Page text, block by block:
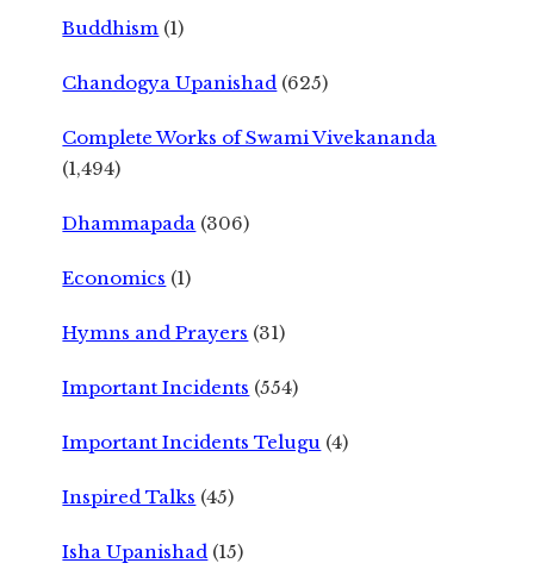
Buddhism (1)
Chandogya Upanishad (625)
Complete Works of Swami Vivekananda
(1,494)
Dhammapada (306)
Economics (1)
Hymns and Prayers (31)
Important Incidents (554)
Important Incidents Telugu (4)
Inspired Talks (45)
Isha Upanishad (15)